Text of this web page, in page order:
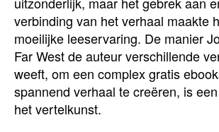
verbinding van het verhaal maakte
moeilijke leeservaring. De manier
Far West de auteur verschillende
weeft, om een complex gratis
spannend verhaal te creëren, is
het vertelkunst.